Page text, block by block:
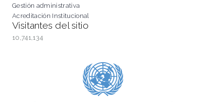
Gestión administrativa
Acreditación Institucional
Visitantes del sitio
10,741,134